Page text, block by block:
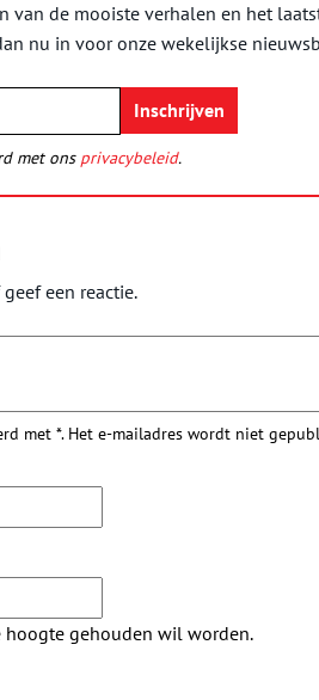
van de mooiste verhalen en het
nu in voor onze wekelijkse
met ons privacybeleid.
een reactie.
met *. Het e-mailadres wordt niet
hoogte gehouden wil worden.